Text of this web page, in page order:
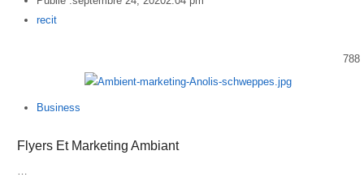
Author
recit
788
Business
Flyers Et Marketing Ambiant
…